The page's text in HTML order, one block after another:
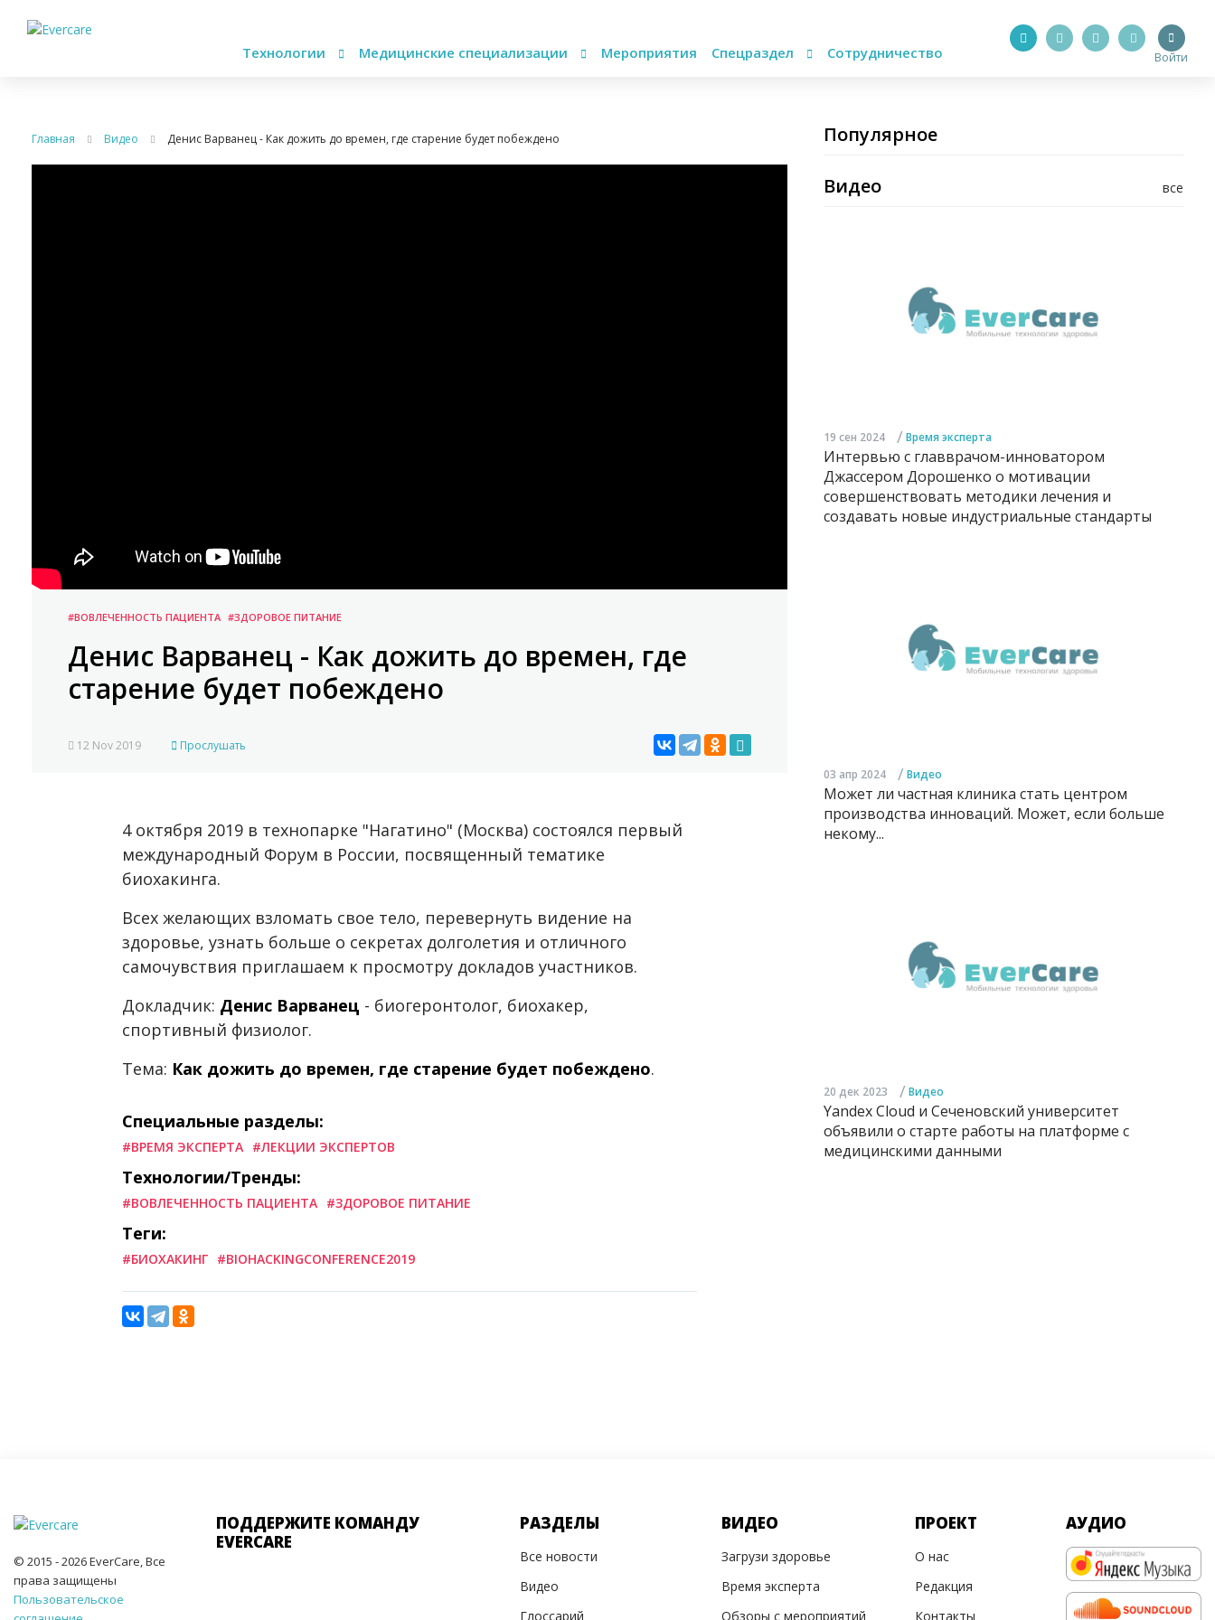
Технологии Медицинские специализации Мероприятия Спецраздел Сотрудничество Войти
Главная Видео Денис Варванец - Как дожить до времен, где старение будет побеждено
#ВОВЛЕЧЕННОСТЬ ПАЦИЕНТА #ЗДОРОВОЕ ПИТАНИЕ
Денис Варванец - Как дожить до времен, где
старение будет побеждено
12 Nov 2019 Прослушать
4 октября 2019 в технопарке "Нагатино" (Москва) состоялся первый
международный Форум в России, посвященный тематике
биохакинга.
Всех желающих взломать свое тело, перевернуть видение на
здоровье, узнать больше о секретах долголетия и отличного
самочувствия приглашаем к просмотру докладов участников.
Докладчик: Денис Варванец - биогеронтолог, биохакер,
спортивный физиолог.
Тема: Как дожить до времен, где старение будет побеждено.
Специальные разделы:
#ВРЕМЯ ЭКСПЕРТА #ЛЕКЦИИ ЭКСПЕРТОВ
Технологии/Тренды:
#ВОВЛЕЧЕННОСТЬ ПАЦИЕНТА #ЗДОРОВОЕ ПИТАНИЕ
Теги:
#БИОХАКИНГ #BIOHACKINGCONFERENCE2019
Популярное
все
Видео
19 сен 2024 / Время эксперта
Интервью с главврачом-инноватором
Джассером Дорошенко о мотивации
совершенствовать методики лечения и
создавать новые индустриальные стандарты
03 апр 2024 / Видео
Может ли частная клиника стать центром
производства инноваций. Может, если больше
некому...
20 дек 2023 / Видео
Yandex Cloud и Сеченовский университет
объявили о старте работы на платформе с
медицинскими данными
© 2015 - 2026 EverCare, Все
права защищены
Пользовательское
ПОДДЕРЖИТЕ КОМАНДУ
EVERCARE
РАЗДЕЛЫ
Все новости
Видео
Глоссарий
ВИДЕО
Загрузи здоровье
Время эксперта
Обзоры с мероприятий
ПРОЕКТ
О нас
Редакция
Контакты
АУДИО